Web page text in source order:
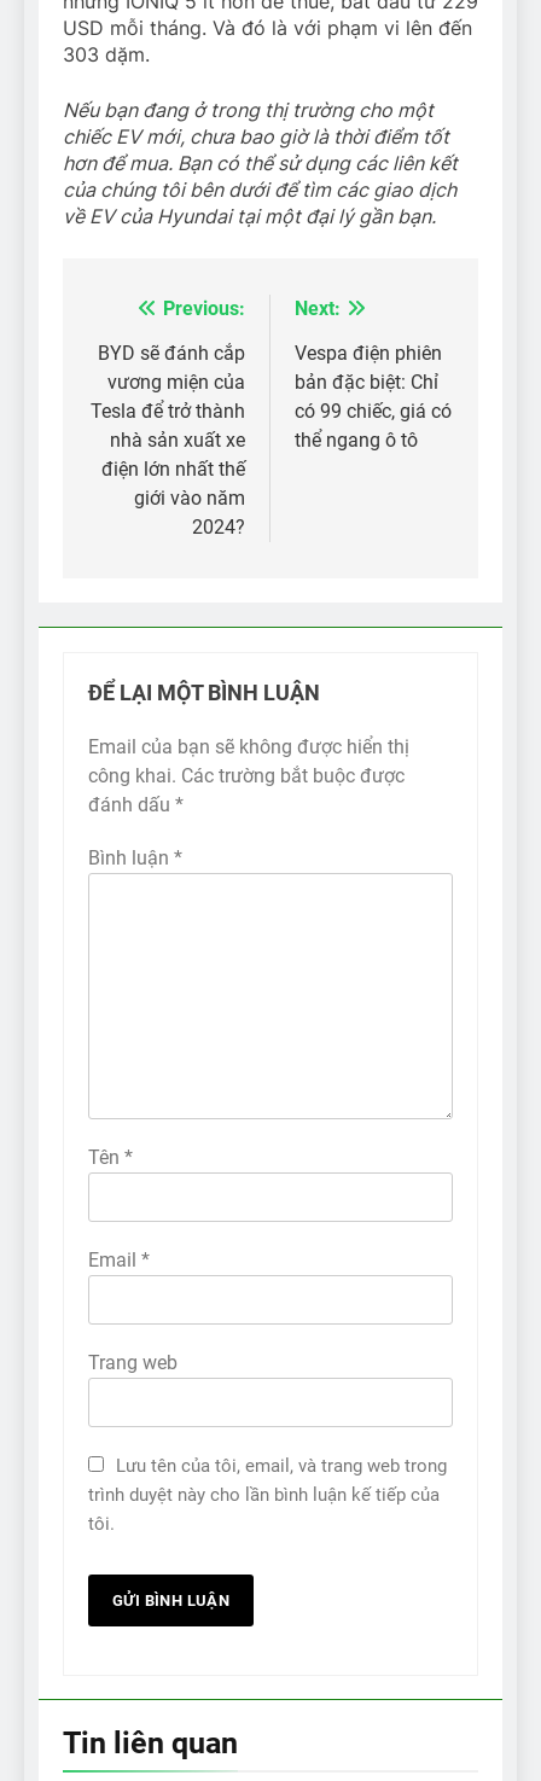
USD mỗi tháng. Và đó là với phạm vi lên đến
303 dặm.
Nếu bạn đang ở trong thị trường cho một
chiếc EV mới, chưa bao giờ là thời điểm tốt
hơn để mua. Bạn có thể sử dụng các liên kết
của chúng tôi bên dưới để tìm các giao dịch
về EV của Hyundai tại một đại lý gần bạn.
Điều
hướng
bài
viết
Previous:
BYD sẽ đánh cắp
vương miện của
Tesla để trở thành
nhà sản xuất xe
điện lớn nhất thế
giới vào năm
2024?
Next:
Vespa điện phiên
bản đặc biệt: Chỉ
có 99 chiếc, giá có
thể ngang ô tô
ĐỂ LẠI MỘT BÌNH LUẬN
Email của bạn sẽ không được hiển thị
công khai. Các trường bắt buộc được
đánh dấu *
Bình luận *
Tên *
Email *
Trang web
Lưu tên của tôi, email, và trang web trong
trình duyệt này cho lần bình luận kế tiếp của
tôi.
Tin liên quan